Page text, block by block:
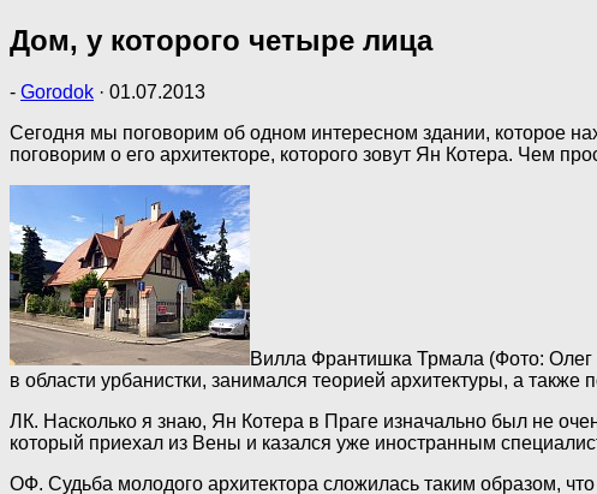
Дом, у которого четыре лица
- Gorodok · 01.07.2013
Сегодня мы поговорим об одном интересном здании, которое
поговорим о его архитекторе, которого зовут Ян Котера. Чем
Вилла Франтишка Трмала (Фото: Олег
в области урбанистки, занимался теорией архитектуры, а
ЛК. Насколько я знаю, Ян Котера в Праге изначально был не
который приехал из Вены и казался уже иностранным
ОФ. Судьба молодого архитектора сложилась таким образом,